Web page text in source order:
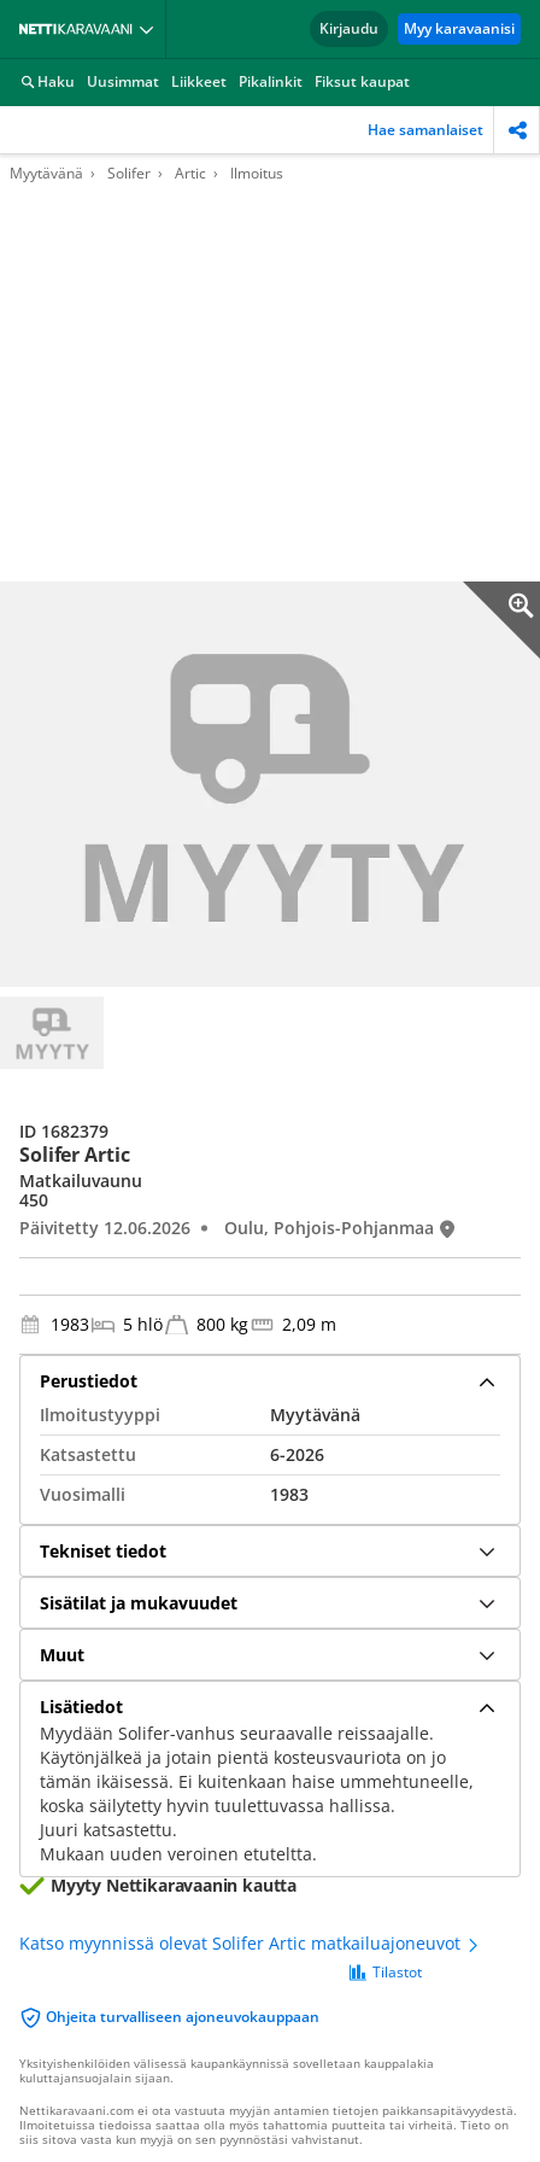
Kirjaudu Myy karavaanisi
Haku Uusimmat Liikkeet Pikalinkit Fiksut kaupat
Hae samanlaiset
Myytävänä Solifer Artic Ilmoitus
Solifer Artic
Matkailuvaunu
450
Päivitetty 12.06.2026
Oulu, Pohjois-Pohjanmaa
ID 1682379
1983 5 hlö 800 kg 2,09 m
Perustiedot
Ilmoitustyyppi
Myytävänä
Katsastettu
6-2026
Vuosimalli
1983
Tekniset tiedot
Sisätilat ja mukavuudet
Muut
Lisätiedot
Myydään Solifer-vanhus seuraavalle reissaajalle.
Käytönjälkeä ja jotain pientä kosteusvauriota on jo
tämän ikäisessä. Ei kuitenkaan haise ummehtuneelle,
koska säilytetty hyvin tuulettuvassa hallissa.
Juuri katsastettu.
Mukaan uuden veroinen etuteltta.
Myyty Nettikaravaanin kautta
Katso myynnissä olevat Solifer Artic matkailuajoneuvot
Ohjeita turvalliseen ajoneuvokauppaan
Tilastot
Yksityishenkilöiden välisessä kaupankäynnissä sovelletaan kauppalakia
kuluttajansuojalain sijaan.
Nettikaravaani.com ei ota vastuuta myyjän antamien tietojen paikkansapitävyydestä.
Ilmoitetuissa tiedoissa saattaa olla myös tahattomia puutteita tai virheitä. Tieto on
siis sitova vasta kun myyjä on sen pyynnöstäsi vahvistanut.